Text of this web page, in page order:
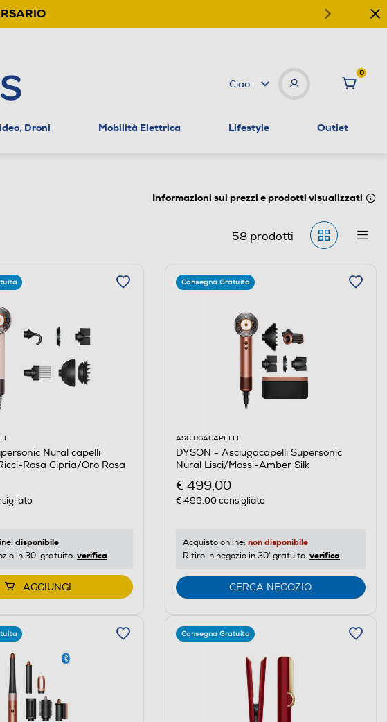
Ciao
0
Droni Mobilità Elettrica Lifestyle Outlet
Informazioni sui prezzi e prodotti visualizzati
58prodotti
Nural capelli
Rosa Cipria/Oro Rosa
disponibile
in 30' gratuito: verifica
AGGIUNGI
Consegna Gratuita
ASCIUGACAPELLI
DYSON - Asciugacapelli Supersonic
Nural Lisci/Mossi-Amber Silk
€ 499,00
€ 499,00consigliato
Acquisto online: non disponibile
Ritiro in negozio in 30' gratuito: verifica
CERCA NEGOZIO
Consegna Gratuita